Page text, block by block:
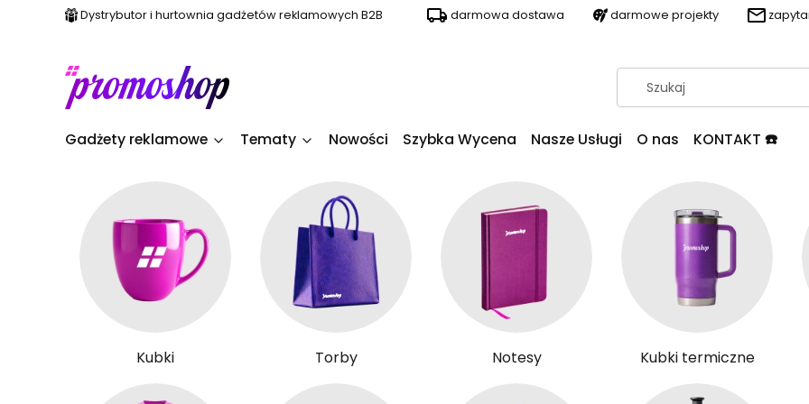
Dystrybutor i hurtownia gadżetów reklamowych B2B darmowa dostawa darmowe projekty
Gadżety reklamowe Tematy Nowości Szybka Wycena Nasze Usługi O nas KONTAKT ☎️
Kubki Torby Notesy Kubki termiczne